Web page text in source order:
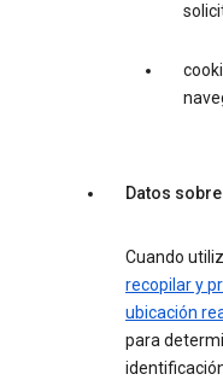
Datos
Cuando
recopilar y
ubicación
para